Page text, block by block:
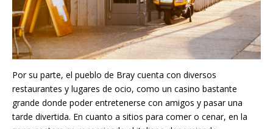
Por su parte, el pueblo de Bray cuenta con diversos
restaurantes y lugares de ocio, como un casino bastante
grande donde poder entretenerse con amigos y pasar una
tarde divertida. En cuanto a sitios para comer o cenar, en la